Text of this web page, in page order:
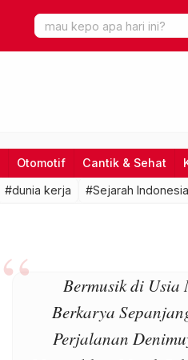
Otomotif Cantik & Sehat
#dunia kerja #Sejarah Indonesia
Bermusik di Usia
Berkarya
Perjalanan